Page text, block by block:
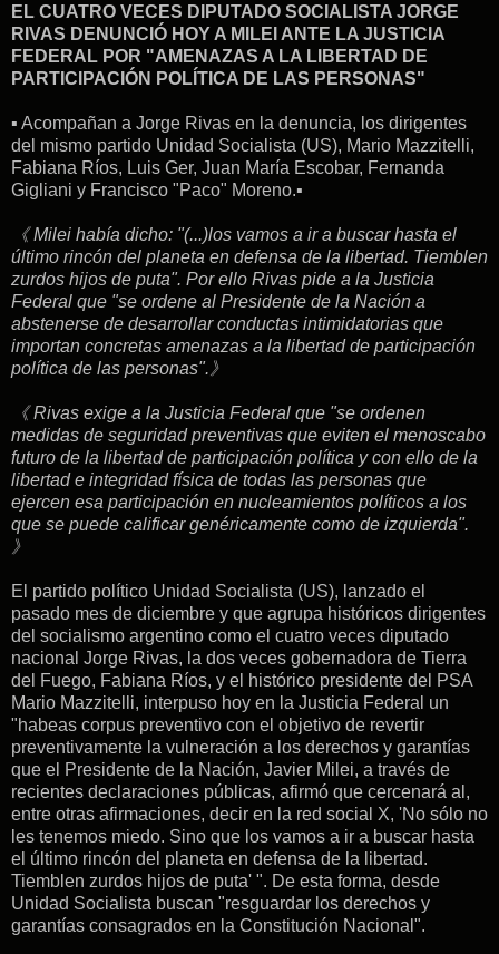
EL CUATRO VECES DIPUTADO SOCIALISTA JORGE
RIVAS DENUNCIÓ HOY A MILEI ANTE LA JUSTICIA
FEDERAL POR "AMENAZAS A LA LIBERTAD DE
PARTICIPACIÓN POLÍTICA DE LAS PERSONAS"
▪︎ Acompañan a Jorge Rivas en la denuncia, los dirigentes
del mismo partido Unidad Socialista (US), Mario Mazzitelli,
Fabiana Ríos, Luis Ger, Juan María Escobar, Fernanda
Gigliani y Francisco "Paco" Moreno.▪︎
《 Milei había dicho: "(...)los vamos a ir a buscar hasta el
último rincón del planeta en defensa de la libertad. Tiemblen
zurdos hijos de puta". Por ello Rivas pide a la Justicia
Federal que "se ordene al Presidente de la Nación a
abstenerse de desarrollar conductas intimidatorias que
importan concretas amenazas a la libertad de participación
política de las personas".》
《 Rivas exige a la Justicia Federal que "se ordenen
medidas de seguridad preventivas que eviten el menoscabo
futuro de la libertad de participación política y con ello de la
libertad e integridad física de todas las personas que
ejercen esa participación en nucleamientos políticos a los
que se puede calificar genéricamente como de izquierda".
》
El partido político Unidad Socialista (US), lanzado el
pasado mes de diciembre y que agrupa históricos dirigentes
del socialismo argentino como el cuatro veces diputado
nacional Jorge Rivas, la dos veces gobernadora de Tierra
del Fuego, Fabiana Ríos, y el histórico presidente del PSA
Mario Mazzitelli, interpuso hoy en la Justicia Federal un
"habeas corpus preventivo con el objetivo de revertir
preventivamente la vulneración a los derechos y garantías
que el Presidente de la Nación, Javier Milei, a través de
recientes declaraciones públicas, afirmó que cercenará al,
entre otras afirmaciones, decir en la red social X, 'No sólo no
les tenemos miedo. Sino que los vamos a ir a buscar hasta
el último rincón del planeta en defensa de la libertad.
Tiemblen zurdos hijos de puta' ". De esta forma, desde
Unidad Socialista buscan "resguardar los derechos y
garantías consagrados en la Constitución Nacional".